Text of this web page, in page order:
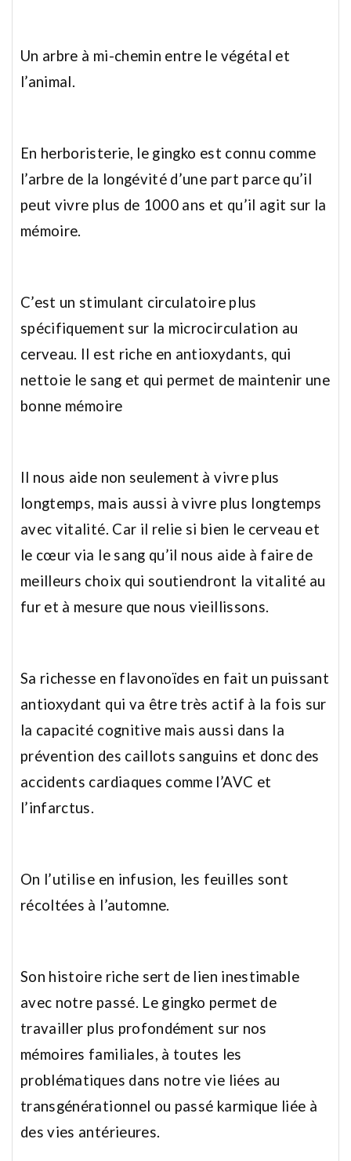
Un arbre à mi-chemin entre le végétal et
l’animal.
En herboristerie, le gingko est connu comme
l’arbre de la longévité d’une part parce qu’il
peut vivre plus de 1000 ans et qu’il agit sur la
mémoire.
C’est un stimulant circulatoire plus
spécifiquement sur la microcirculation au
cerveau. Il est riche en antioxydants, qui
nettoie le sang et qui permet de maintenir une
bonne mémoire
Il nous aide non seulement à vivre plus
longtemps, mais aussi à vivre plus longtemps
avec vitalité. Car il relie si bien le cerveau et
le cœur via le sang qu’il nous aide à faire de
meilleurs choix qui soutiendront la vitalité au
fur et à mesure que nous vieillissons.
Sa richesse en flavonoïdes en fait un puissant
antioxydant qui va être très actif à la fois sur
la capacité cognitive mais aussi dans la
prévention des caillots sanguins et donc des
accidents cardiaques comme l’AVC et
l’infarctus.
On l’utilise en infusion, les feuilles sont
récoltées à l’automne.
Son histoire riche sert de lien inestimable
avec notre passé. Le gingko permet de
travailler plus profondément sur nos
mémoires familiales, à toutes les
problématiques dans notre vie liées au
transgénérationnel ou passé karmique liée à
des vies antérieures.